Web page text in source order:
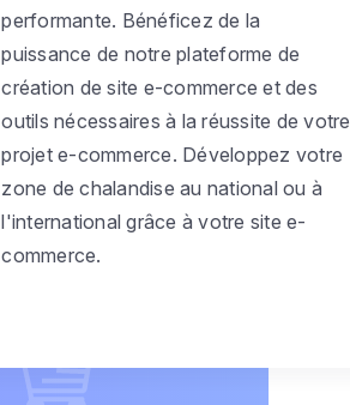
performante. Bénéficez de la
puissance de notre plateforme de
création de site e-commerce et des
outils nécessaires à la réussite de votre
projet e-commerce. Développez votre
zone de chalandise au national ou à
l'international grâce à votre site e-
commerce.